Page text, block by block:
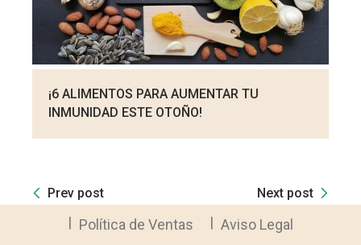
¡6 ALIMENTOS PARA AUMENTAR TU
INMUNIDAD ESTE OTOÑO!
Prev post Next post
Política de Ventas Aviso Legal